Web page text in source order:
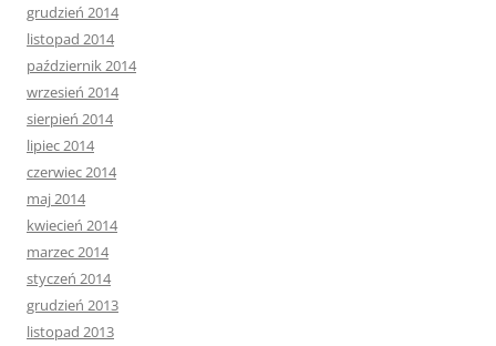
grudzień 2014
listopad 2014
październik 2014
wrzesień 2014
sierpień 2014
lipiec 2014
czerwiec 2014
maj 2014
kwiecień 2014
marzec 2014
styczeń 2014
grudzień 2013
listopad 2013